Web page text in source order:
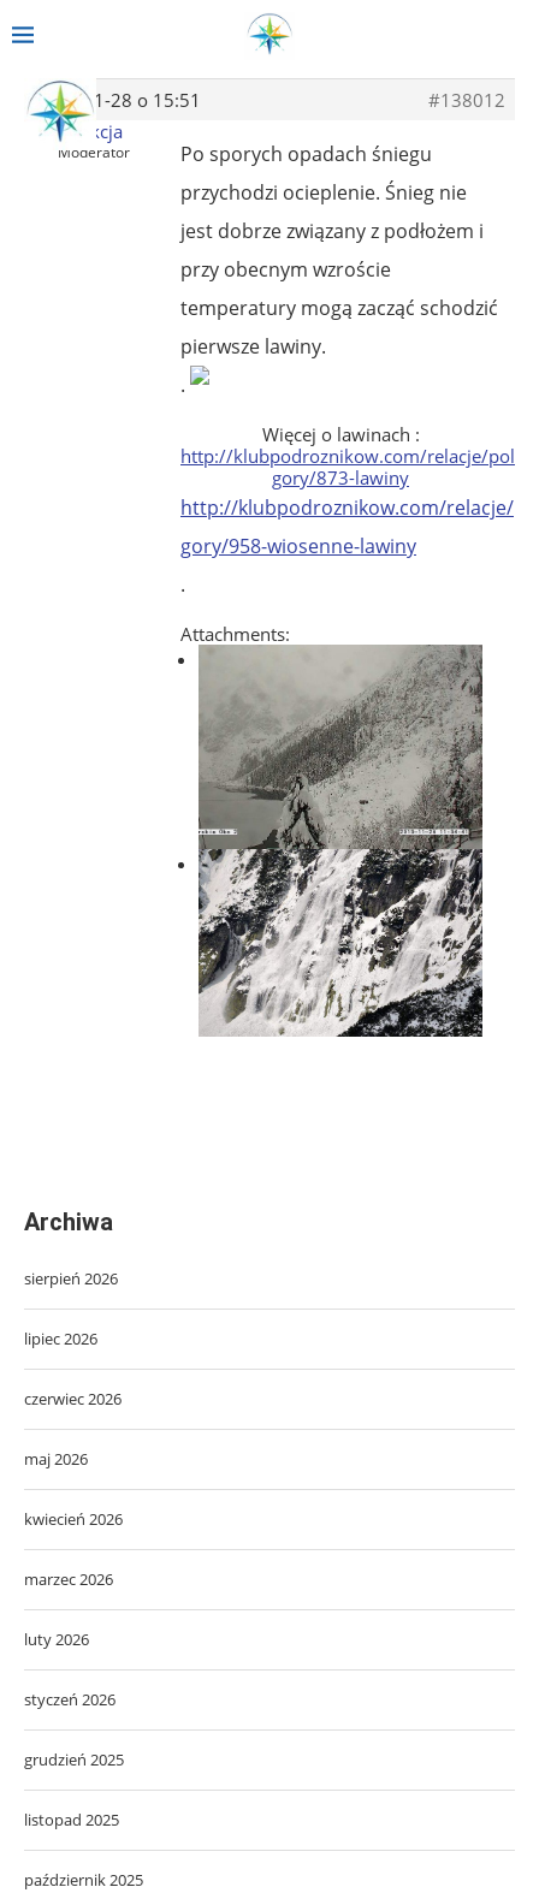
2013-11-28 o 15:51
#138012
Redakcja
Moderator
Po sporych opadach śniegu
przychodzi ocieplenie. Śnieg nie
jest dobrze związany z podłożem i
przy obecnym wzroście
temperatury mogą zacząć schodzić
pierwsze lawiny.
.
Więcej o lawinach :
http://klubpodroznikow.com/relacje/
gory/873-lawiny
http://klubpodroznikow.com/relacje/
gory/958-wiosenne-lawiny
.
Attachments:
Archiwa
sierpień 2026
lipiec 2026
czerwiec 2026
maj 2026
kwiecień 2026
marzec 2026
luty 2026
styczeń 2026
grudzień 2025
listopad 2025
październik 2025